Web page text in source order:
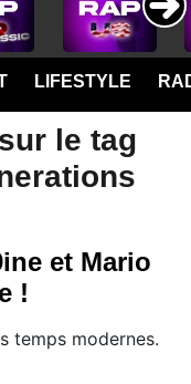
LIFESTYLE
le tag
et Mario
!
temps modernes.